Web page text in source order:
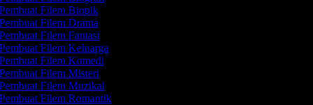
Filem Biopik
Filem Drama
Filem Fantasi
Filem Keluarga
Filem Komedi
Filem Misteri
Filem Muzikal
Filem Romantik